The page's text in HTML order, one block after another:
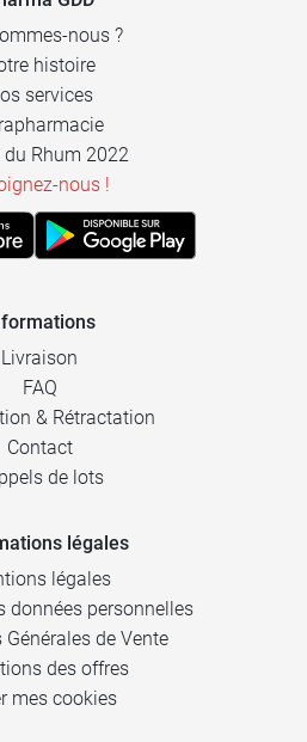
38 à 42 cm -
7,5 cm
7,5 cm
48 à 51 cm -
nous ?
histoire
services
du Rhum 2022
nous !
Livraison
FAQ
& Rétractation
Contact
de lots
légales
légales
données personnelles
de Vente
des offres
mes cookies